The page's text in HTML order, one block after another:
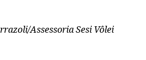
Assessoria Sesi Vôlei